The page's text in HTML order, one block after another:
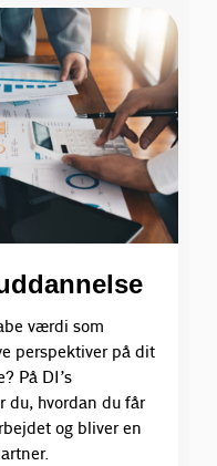
værdi som
perspektiver på dit
På DI’s
du, hvordan du får
og bliver en